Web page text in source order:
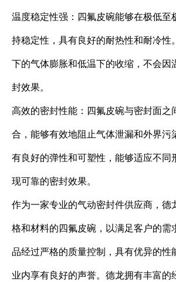
温度稳定性强：四氟皮碗能够在极低至
持稳定性，具有良好的耐热性和耐冷性
下的气体膨胀和低温下的收缩，不会因
封效果。
高效的密封性能：四氟皮碗与密封面之
合，能够有效地阻止气体泄漏和外界污
有良好的弹性和可塑性，能够适应不同
现可靠的密封效果。
作为一家专业的气动密封件供应商，德
格和材料的四氟皮碗，以满足客户的需
品经过严格的质量控制，具有优异的性
业内享有良好的声誉。德龙拥有丰富的